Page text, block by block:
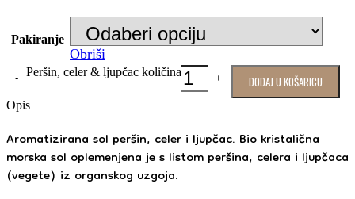
Pakiranje
Obriši
Peršin, celer & ljupčac količina
DODAJ U KOŠARICU
Opis
Aromatizirana sol peršin, celer i ljupčac. Bio kristalična
morska sol oplemenjena je s listom peršina, celera i ljupčaca
(vegete) iz organskog uzgoja.